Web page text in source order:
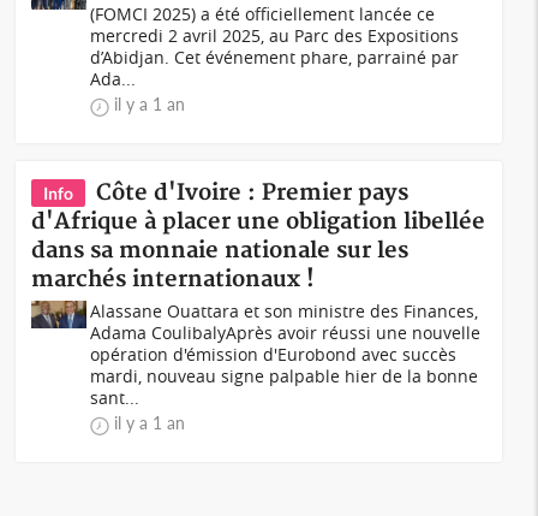
(FOMCI 2025) a été officiellement lancée ce
mercredi 2 avril 2025, au Parc des Expositions
d’Abidjan. Cet événement phare, parrainé par
Ada...
il y a 1 an
Info
Côte d'Ivoire : Premier pays
d'Afrique à placer une obligation libellée
dans sa monnaie nationale sur les
marchés internationaux !
Alassane Ouattara et son ministre des Finances,
Adama CoulibalyAprès avoir réussi une nouvelle
opération d'émission d'Eurobond avec succès
mardi, nouveau signe palpable hier de la bonne
sant...
il y a 1 an